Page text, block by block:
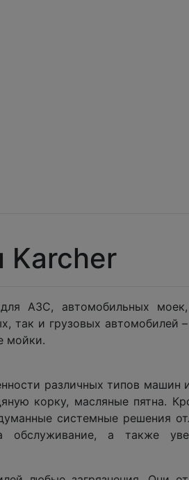
Karcher
АЗС, автомобильных
так и грузовых автомобилей
мойки.
различных типов машин
корку, масляные пятна.
системные решения
а также